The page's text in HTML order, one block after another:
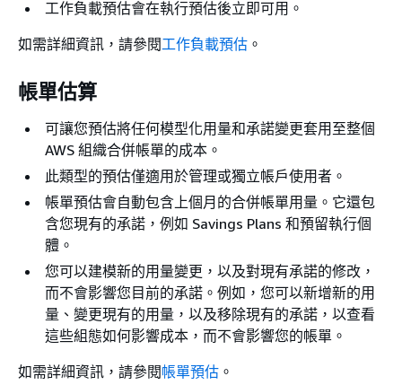
工作負載預估會在執行預估後立即可用。
如需詳細資訊，請參閱工作負載預估 。
帳單估算
可讓您預估將任何模型化用量和承諾變更套用至整個
AWS 組織合併帳單的成本。
此類型的預估僅適用於管理或獨立帳戶使用者。
帳單預估會自動包含上個月的合併帳單用量。它還包
含您現有的承諾，例如 Savings Plans 和預留執行個
體。
您可以建模新的用量變更，以及對現有承諾的修改，
而不會影響您目前的承諾。例如，您可以新增新的用
量、變更現有的用量，以及移除現有的承諾，以查看
這些組態如何影響成本，而不會影響您的帳單。
如需詳細資訊，請參閱帳單預估 。